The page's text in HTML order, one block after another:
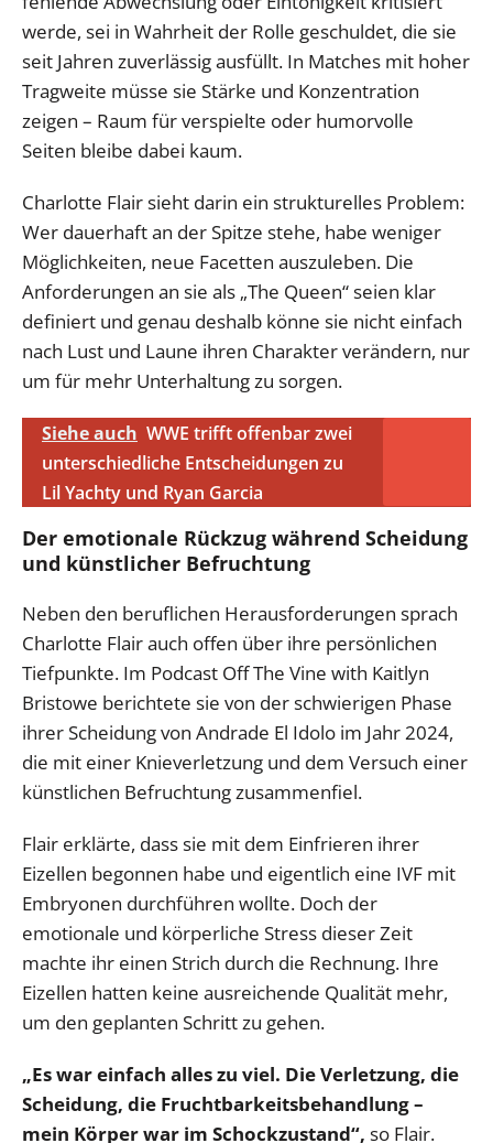
werde, sei in Wahrheit der Rolle geschuldet, die sie
seit Jahren zuverlässig ausfüllt. In Matches mit hoher
Tragweite müsse sie Stärke und Konzentration
zeigen – Raum für verspielte oder humorvolle
Seiten bleibe dabei kaum.
Charlotte Flair sieht darin ein strukturelles Problem:
Wer dauerhaft an der Spitze stehe, habe weniger
Möglichkeiten, neue Facetten auszuleben. Die
Anforderungen an sie als „The Queen“ seien klar
definiert und genau deshalb könne sie nicht einfach
nach Lust und Laune ihren Charakter verändern, nur
um für mehr Unterhaltung zu sorgen.
Siehe auch WWE trifft offenbar zwei
unterschiedliche Entscheidungen zu
Lil Yachty und Ryan Garcia
Der emotionale Rückzug während Scheidung
und künstlicher Befruchtung
Neben den beruflichen Herausforderungen sprach
Charlotte Flair auch offen über ihre persönlichen
Tiefpunkte. Im Podcast Off The Vine with Kaitlyn
Bristowe berichtete sie von der schwierigen Phase
ihrer Scheidung von Andrade El Idolo im Jahr 2024,
die mit einer Knieverletzung und dem Versuch einer
künstlichen Befruchtung zusammenfiel.
Flair erklärte, dass sie mit dem Einfrieren ihrer
Eizellen begonnen habe und eigentlich eine IVF mit
Embryonen durchführen wollte. Doch der
emotionale und körperliche Stress dieser Zeit
machte ihr einen Strich durch die Rechnung. Ihre
Eizellen hatten keine ausreichende Qualität mehr,
um den geplanten Schritt zu gehen.
„Es war einfach alles zu viel. Die Verletzung, die
Scheidung, die Fruchtbarkeitsbehandlung –
mein Körper war im Schockzustand“, so Flair.